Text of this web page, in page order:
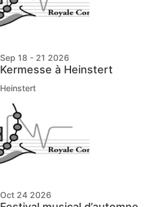
Sep 18 - 21 2026
Kermesse à Heinstert
Heinstert
Oct 24 2026